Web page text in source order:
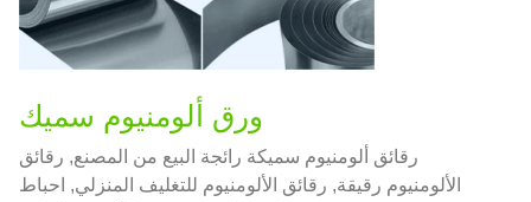
ورق ألومنيوم سميك
رقائق ألومنيوم سميكة رائجة البيع من المصنع, رقائق
الألومنيوم رقيقة, رقائق الألومنيوم للتغليف المنزلي, احباط